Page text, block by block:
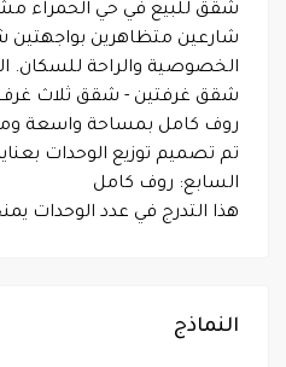
الخصوصية والراحة للسكان.
شقق غرفتين - شقق ثلاث
روف كامل بمساحة واسعة
السابع: روف كامل
هذا التدرج في عدد الوحدات
النماذج